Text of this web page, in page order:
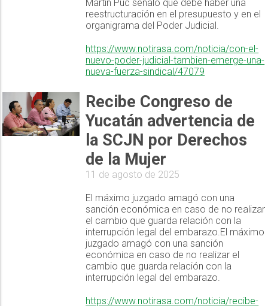
Martín Puc señaló que debe haber una
reestructuración en el presupuesto y en el
organigrama del Poder Judicial.
https://www.notirasa.com/noticia/con-el-
nuevo-poder-judicial-tambien-emerge-una-
nueva-fuerza-sindical/47079
Recibe Congreso de
Yucatán advertencia de
la SCJN por Derechos
de la Mujer
11 de agosto de 2025
El máximo juzgado amagó con una
sanción económica en caso de no realizar
el cambio que guarda relación con la
interrupción legal del embarazo.El máximo
juzgado amagó con una sanción
económica en caso de no realizar el
cambio que guarda relación con la
interrupción legal del embarazo.
https://www.notirasa.com/noticia/recibe-